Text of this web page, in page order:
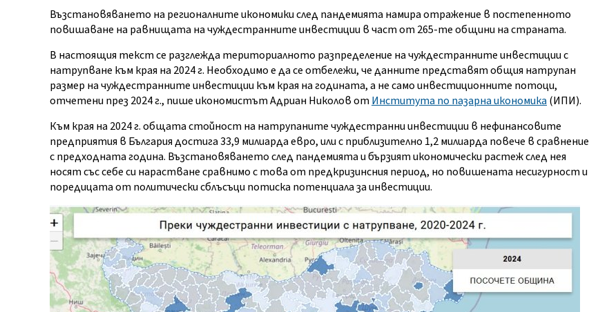
Възстановяването на регионалните икономики след пандемията намира отражение в постепенното
повишаване на равнищата на чуждестранните инвестиции в част от 265-те общини на страната.
В настоящия текст се разглежда териториалното разпределение на чуждестранните инвестиции с
натрупване към края на 2024 г. Необходимо е да се отбележи, че данните представят общия натрупан
размер на чуждестранните инвестиции към края на годината, а не само инвестиционните потоци,
отчетени през 2024 г., пише икономистът Адриан Николов отИнститута по пазарна икономика(ИПИ).
Към края на 2024 г. общата стойност на натрупаните чуждестранни инвестиции в нефинансовите
предприятия в България достига 33,9 милиарда евро, или с приблизително 1,2 милиарда повече в сравнение
с предходната година. Възстановяването след пандемията и бързият икономически растеж след нея
носят със себе си нарастване сравнимо с това от предкризинсния период, но повишената несигурност и
поредицата от политически сблъсъци потиска потенциала за инвестиции.